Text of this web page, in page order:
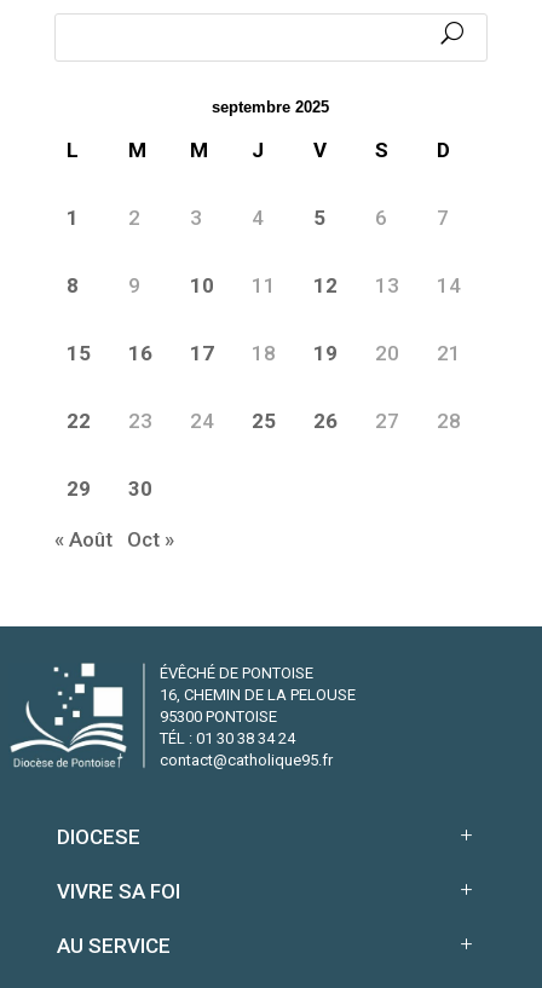
septembre 2025
L M M J V S D
1 2 3 4 5 6 7
8 9 10 11 12 13 14
15 16 17 18 19 20 21
22 23 24 25 26 27 28
29 30
« Août Oct »
ÉVÊCHÉ DE PONTOISE
16, CHEMIN DE LA PELOUSE
95300 PONTOISE
TÉL : 01 30 38 34 24
contact@catholique95.fr
DIOCESE
VIVRE SA FOI
AU SERVICE